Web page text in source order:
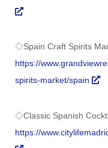
◇Spain Craft Spirits
https://
spirits-market/spain
◇Classic Spanish
https://